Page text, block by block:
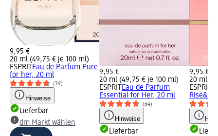
9,95 €
20 ml (49,75 € je 100 ml)
ESPRIT
Eau de Parfum Pure
for her, 20 ml
(39)
Hinweise
Lieferbar
dm Markt wählen
9,95 €
20 ml (49,75 € je 100 ml)
ESPRIT
Eau de Parfum
Essential for Her, 20 ml
(64)
Hinweise
Lieferbar
9,95 €
20 ml
ESPRIT